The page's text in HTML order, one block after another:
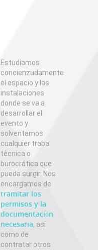
Estudiamos
concienzudamente
el espacio y las
instalaciones
donde se va a
desarrollar el
evento y
solventamos
cualquier traba
técnica o
burocrática que
pueda surgir. Nos
encargamos de
tramitar los
permisos y la
documentación
necesaria, así
como de
contratar otros